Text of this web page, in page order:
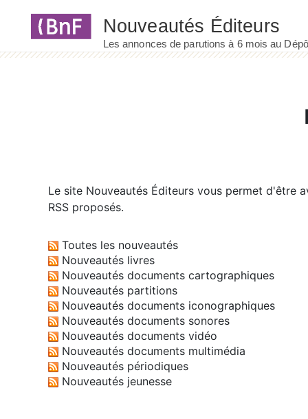
Le site Nouveautés Éditeurs vous permet d'être
RSS proposés.
Toutes les nouveautés
Nouveautés livres
Nouveautés documents cartographiques
Nouveautés partitions
Nouveautés documents iconographiques
Nouveautés documents sonores
Nouveautés documents vidéo
Nouveautés documents multimédia
Nouveautés périodiques
Nouveautés jeunesse